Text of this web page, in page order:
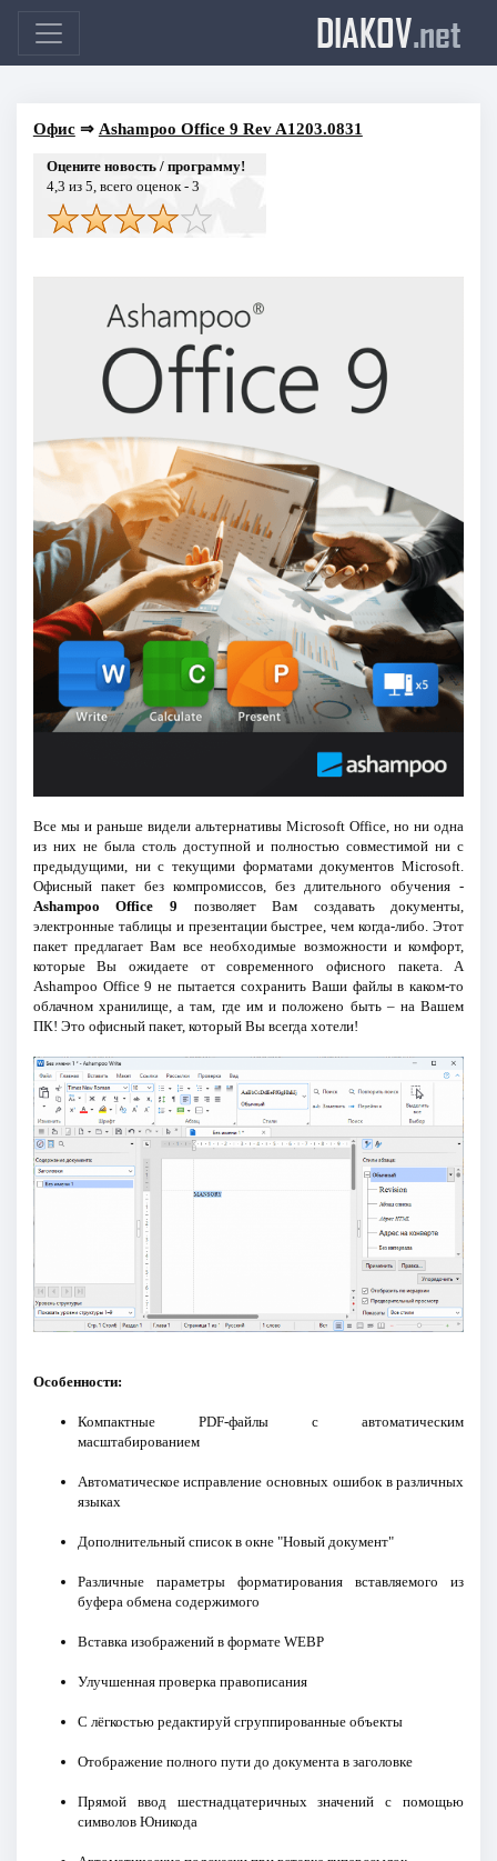
DIAKOV.net
Офис⇒ Ashampoo Office 9 Rev A1203.0831
Оцените новость / программу!
4,3 из 5, всего оценок - 3
Все мы и раньше видели альтернативы Microsoft Office, но ни одна
из них не была столь доступной и полностью совместимой ни с
предыдущими, ни с текущими форматами документов Microsoft.
Офисный пакет без компромиссов, без длительного обучения -
Ashampoo Office 9 позволяет Вам создавать документы,
электронные таблицы и презентации быстрее, чем когда-либо. Этот
пакет предлагает Вам все необходимые возможности и комфорт,
которые Вы ожидаете от современного офисного пакета. А
Ashampoo Office 9 не пытается сохранить Ваши файлы в каком-то
облачном хранилище, а там, где им и положено быть – на Вашем
ПК! Это офисный пакет, который Вы всегда хотели!
Особенности:
Компактные PDF-файлы с автоматическим
масштабированием
Автоматическое исправление основных ошибок в различных
языках
Дополнительный список в окне "Новый документ"
Различные параметры форматирования вставляемого из
буфера обмена содержимого
Вставка изображений в формате WEBP
Улучшенная проверка правописания
С лёгкостью редактируй сгруппированные объекты
Отображение полного пути до документа в заголовке
Прямой ввод шестнадцатеричных значений с помощью
символов Юникода